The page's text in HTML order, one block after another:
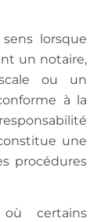
lorsque
un notaire,
ou un
à la
une
procédures
certains